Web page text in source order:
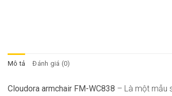
Mô tả Đánh giá (0)
Cloudora armchair FM-WC838 – Là một mẫu